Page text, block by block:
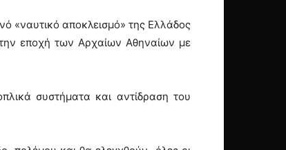
«ναυτικό αποκλεισμό» της Ελλάδος
εποχή των Αρχαίων Αθηναίων με
συστήματα και αντίδραση του